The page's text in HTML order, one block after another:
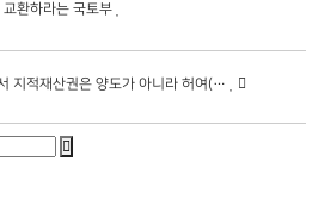
환하라는 국토부
지적재산권은 양도가 아니라 허여(…